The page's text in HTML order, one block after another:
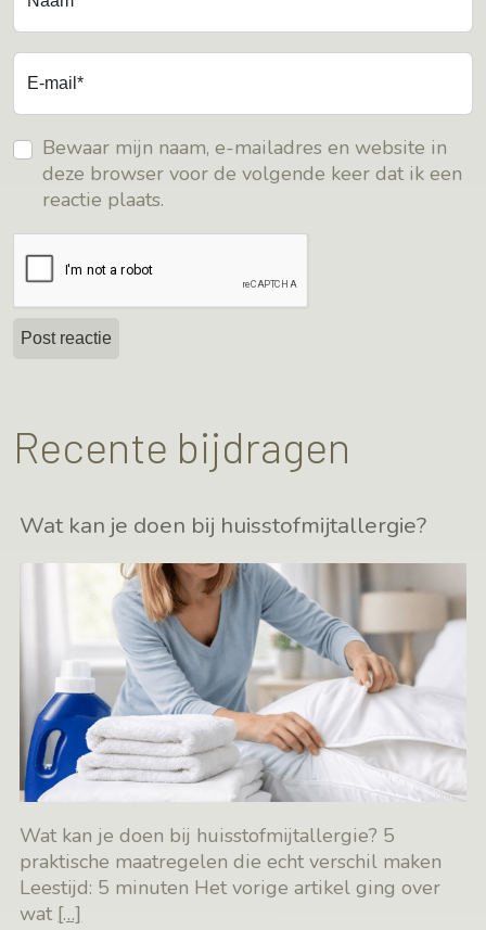
E-mail*
Bewaar mijn naam, e-mailadres en website in
deze browser voor de volgende keer dat ik een
reactie plaats.
Recente bijdragen
Wat kan je doen bij huisstofmijtallergie?
Wat kan je doen bij huisstofmijtallergie? 5
praktische maatregelen die echt verschil maken
Leestijd: 5 minuten Het vorige artikel ging over
wat […]